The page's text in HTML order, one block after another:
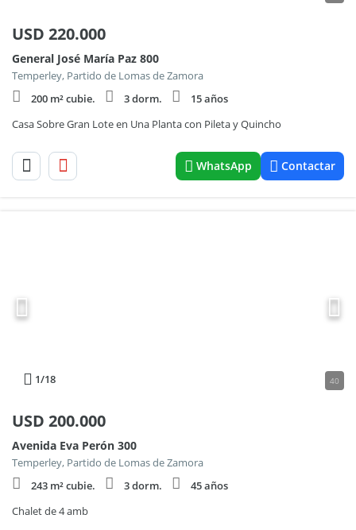
USD 220.000
General José María Paz 800
Temperley, Partido de Lomas de Zamora
200 m² cubie.
3 dorm.
15 años
Casa Sobre Gran Lote en Una Planta con Pileta y Quincho
WhatsApp Contactar
1/18 40
USD 200.000
Avenida Eva Perón 300
Temperley, Partido de Lomas de Zamora
243 m² cubie.
3 dorm.
45 años
Chalet de 4 amb